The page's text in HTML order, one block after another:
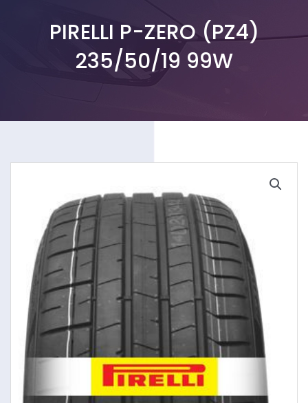
PIRELLI P-ZERO (PZ4)
235/50/19 99W